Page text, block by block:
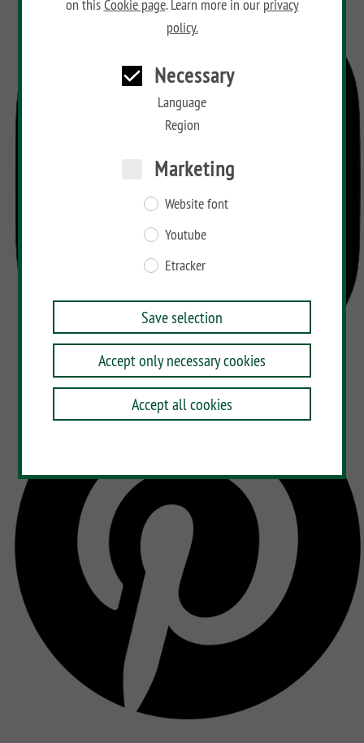
on thisCookie page. Learn more in our privacy
policy.
Necessary
Language
Region
Marketing
Website font
Youtube
Etracker
Save selection
Accept only necessary cookies
Accept all cookies